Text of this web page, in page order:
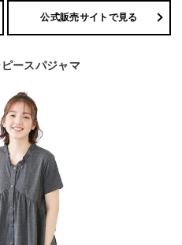
公式販売サイトで見る
ースパジャマ